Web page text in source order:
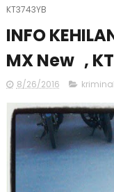
KT3743YB
INFO
MX New ,
8/26/2016 kriminal